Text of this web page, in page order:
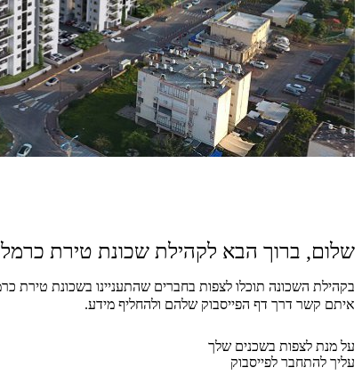
שלום, ברוך הבא לקהילת שכונת טירת כרמל
בקהילת השכונה תוכלו לצפות בחברים שהתעניינו בשכונת טירת
איתם קשר דרך דף הפייסבוק שלהם ולהחליף מידע.
על מנת לצפות בשכנים שלך
עליך להתחבר לפייסבוק